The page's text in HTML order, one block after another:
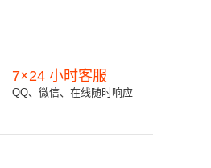
7×24 小时客服
QQ、微信、在线随时响应